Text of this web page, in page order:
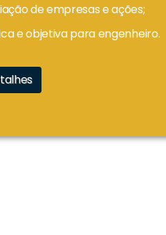
de empresas e ações;
e objetiva para engenheiro.